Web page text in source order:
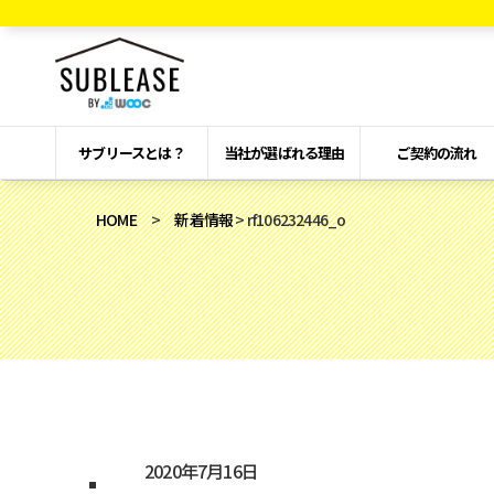
サブリースとは？ 当社が選ばれる理由 ご契約の流れ
HOME>新着情報> rf106232446_o
2020年7月16日